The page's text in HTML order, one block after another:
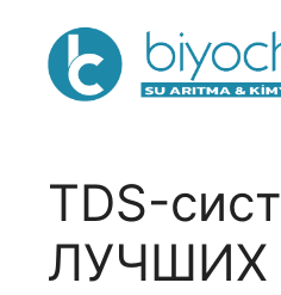
TDS-
ЛУЧШИХ